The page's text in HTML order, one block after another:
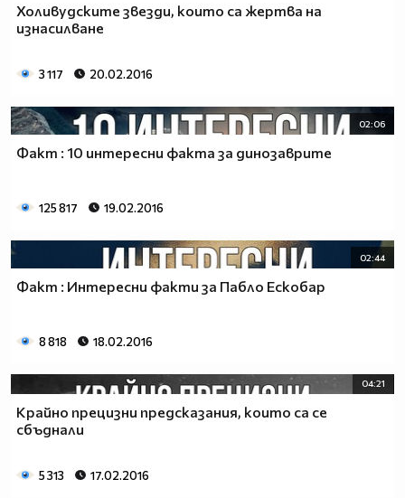
Холивудските звезди, които са жертва на
изнасилване
3 117 20.02.2016
02:06
Факт : 10 интересни факта за динозаврите
125 817 19.02.2016
02:44
Факт : Интересни факти за Пабло Ескобар
8 818 18.02.2016
04:21
Крайно прецизни предсказания, които са се
сбъднали
5 313 17.02.2016